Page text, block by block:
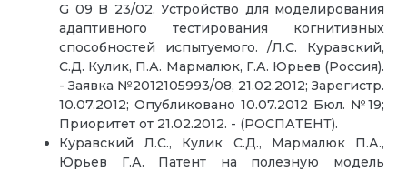
G 09 B 23/02. Устройство для моделирования
адаптивного тестирования когнитивных
способностей испытуемого. /Л.С. Куравский,
С.Д. Кулик, П.А. Мармалюк, Г.А. Юрьев (Россия).
- Заявка №2012105993/08, 21.02.2012; Зарегистр.
10.07.2012; Опубликовано 10.07.2012 Бюл. №19;
Приоритет от 21.02.2012. - (РОСПАТЕНТ).
Куравский Л.С., Кулик С.Д., Мармалюк П.А.,
Юрьев Г.А. Патент на полезную модель